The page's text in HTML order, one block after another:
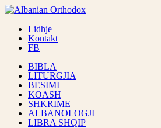
Lidhje
Kontakt
FB
BIBLA
LITURGJIA
BESIMI
KOASH
SHKRIME
ALBANOLOGJI
LIBRA SHQIP